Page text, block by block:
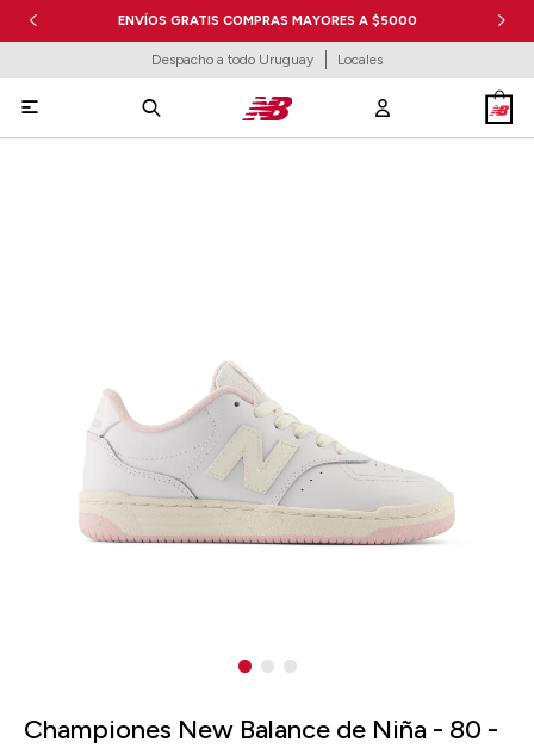
ENVÍOS GRATIS COMPRAS MAYORES A $5000
Despacho a todo Uruguay Locales

Championes New Balance de Niña - 80 -